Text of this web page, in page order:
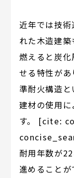
近年では技
れた木造建
燃えると炭
せる特性が
準耐火構造
建材の使用
す。 [cite:
耐用年数が
進めること